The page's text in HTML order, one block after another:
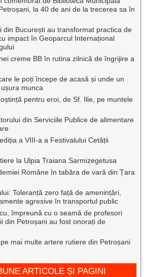
Petroșani, la 40 de ani de la trecerea sa în
din București au transformat practica de
impact în Geoparcul Internațional
creme BB în rutina zilnică de îngrijire a
le poți începe de acasă și unde un
munca
pentru eroi, de Sf. Ilie, pe muntele
din Serviciile Publice de alimentare
ediția a VIII-a a Festivalului Cetății
la Ulpia Traiana Sarmizegetusa
Române în tabăra de vară din Țara
Toleranță zero față de amenințări,
agresive în transportul public
împreună cu o seamă de profesori
din Petroșani au fost onorați de
mai multe artere rutiere din Petroșani
ARTICOLE ȘI PAGINI